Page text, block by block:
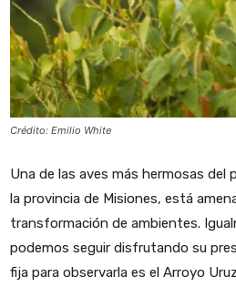
Crédito: Emilio White
Una de las aves más hermosas del
la provincia de Misiones, está
transformación de ambientes.
podemos seguir disfrutando su
fija para observarla es el Arroyo